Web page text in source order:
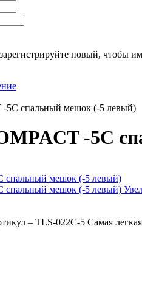
новый, чтобы
5C спальный мешок (-5 левый)
-5C
– TLS-022C-5 Самая